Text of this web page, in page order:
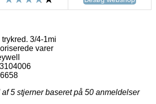
3/4-1mi
varer
af 5 stjerner baseret på 50 anmeldelser